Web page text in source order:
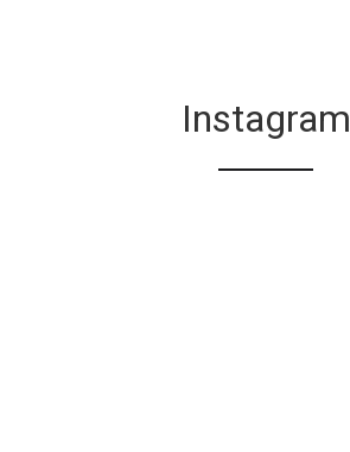
Instagram